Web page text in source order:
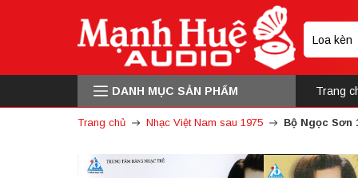
DANH MỤC SẢN PHẨM Trang
Trang chủ Nhạc Việt Nam sau 1975 Bộ Ngọc Sơn